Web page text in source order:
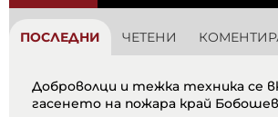
ПОСЛЕДНИ ЧЕТЕНИ
Доброволци и тежка техника се
гасенето на пожара край